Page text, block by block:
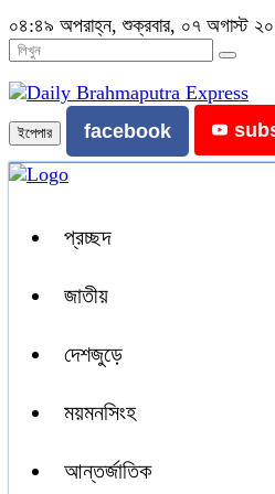
০৪:৪৯ অপরাহ্ন, শুক্রবার, ০৭ অগাস্ট
ইপেপার facebook
প্রচ্ছদ
জাতীয়
দেশজুড়ে
ময়মনসিংহ
আন্তর্জাতিক